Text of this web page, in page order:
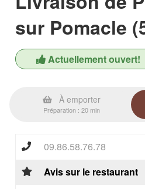
sur Pomacle
Actuellement ouvert!
À emporter
Préparation : 20 min
09.86.58.76.78
Avis sur le restaurant